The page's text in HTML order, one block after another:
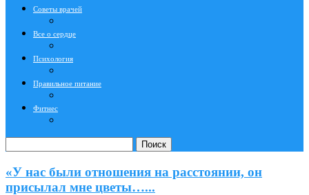
Советы врачей
Все о сердце
Психология
Правильное питание
Фитнес
Поиск
«У нас были отношения на расстоянии, он
присылал мне цветы…...